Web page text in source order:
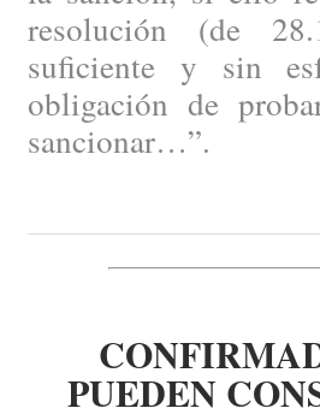
resolución (de
suficiente y sin
obligación de
sancionar…”.
PUEDEN